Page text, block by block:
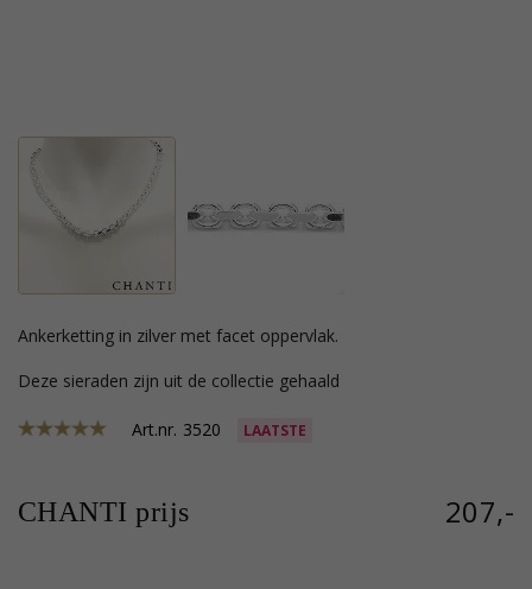
ankerketting in zilver met facet oppervlak.
Deze sieraden zijn uit de collectie gehaald
Art.nr. 3520 LAATSTE
CHANTI prijs 207,-